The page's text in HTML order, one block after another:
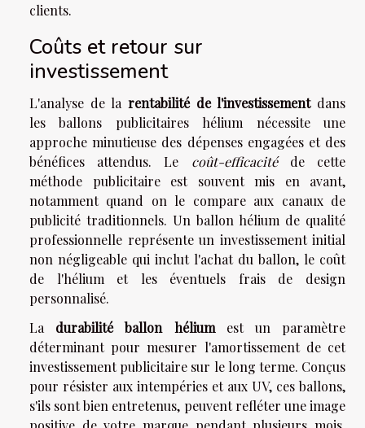
clients.
Coûts et retour sur
investissement
L'analyse de la rentabilité de l'investissementdans
les ballons publicitaires hélium nécessite une
approche minutieuse des dépenses engagées et des
bénéfices attendus. Le coût-efficacitéde cette
méthode publicitaire est souvent mis en avant,
notamment quand on le compare aux canaux de
publicité traditionnels. Un ballon hélium de qualité
professionnelle représente un investissement initial
non négligeable qui inclut l'achat du ballon, le coût
de l'hélium et les éventuels frais de design
personnalisé.
La durabilité ballon héliumest un paramètre
déterminant pour mesurer l'amortissement de cet
investissement publicitaire sur le long terme. Conçus
pour résister aux intempéries et aux UV, ces ballons,
s'ils sont bien entretenus, peuvent refléter une image